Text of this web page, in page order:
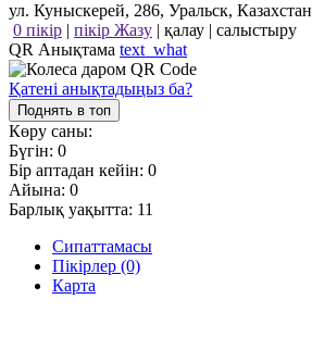
ул. Куныскерей, 286, Уральск, Казахстан
0 пікір | пікір Жазу | қалау | салыстыру
QR Анықтама text_what
Қатені анықтадыңыз ба?
Поднять в топ
Көру саны:
Бүгін: 0
Бір аптадан кейін: 0
Айына: 0
Барлық уақытта: 11
Сипаттамасы
Пікірлер (0)
Карта